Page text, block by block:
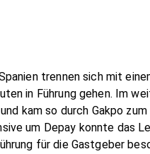
trennen sich mit
in Führung gehen. Im
kam so durch Gakpo
um Depay konnte das
für die Gastgeber